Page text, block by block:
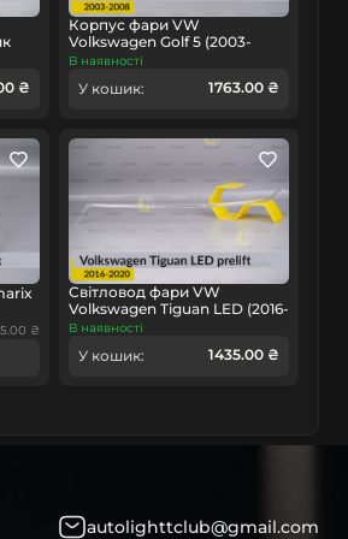
₴
Корпус фари VW
Volkswagen Golf 5 (2003-
2008) лівий
В наявності
У кошик: 1763.00 ₴
₴
Світловод фари VW
Volkswagen Tiguan LED (2016-
2020) дорест лівий
В наявності
У кошик: 1435.00 ₴
autolighttclub@gmail.com